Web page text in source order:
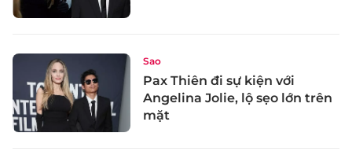
Sao
Pax Thiên đi sự kiện với
Angelina Jolie, lộ sẹo lớn trên
mặt